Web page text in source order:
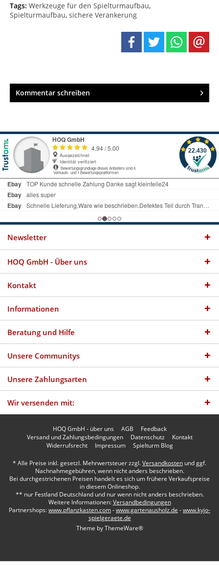
Tags: Werkzeuge für den Spielturmaufbau,
Spielturmaufbau, sichere Verankerung
Kommentar schreiben
Newsletter
HOQ GmbH - Über uns
Kontakt
Informationen
Beratung und Hilfe
Unsere Communitys
Unsere Zahlungsarten
Wir versenden mit:
HOQ GmbH - über uns AGB
Feedback
Versand und Zahlungsbedingungen
Datenschutz
Kontakt
Widerrufsrecht
Impressum Spielturm Blog
* Alle Preise inkl. gesetzl. Mehrwertsteuer zzgl.Versandkosten und ggf.
Nachnahmegebühren, wenn nicht anders beschrieben.
Bei durchgestrichenen Preisen handelt es sich um frühere Verkaufspreise
in diesem Onlineshop.
** nur Festland Deutschland und nur wenn nicht anders beschrieben.
Weitere Informationen:Versandbedingungen
Partnershops:www.pflanzkasten.com-www.gartenausholz.de -www.kyjo-
spielgeraete.de
Theme byThemeWare®